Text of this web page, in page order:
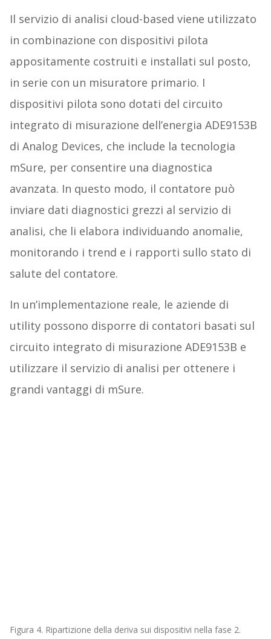
Il servizio di analisi cloud-based viene utilizzato
in combinazione con dispositivi pilota
appositamente costruiti e installati sul posto,
in serie con un misuratore primario. I
dispositivi pilota sono dotati del circuito
integrato di misurazione dell’energia ADE9153B
di Analog Devices, che include la tecnologia
mSure, per consentire una diagnostica
avanzata. In questo modo, il contatore può
inviare dati diagnostici grezzi al servizio di
analisi, che li elabora individuando anomalie,
monitorando i trend e i rapporti sullo stato di
salute del contatore.
In un’implementazione reale, le aziende di
utility possono disporre di contatori basati sul
circuito integrato di misurazione ADE9153B e
utilizzare il servizio di analisi per ottenere i
grandi vantaggi di mSure.
Figura 4. Ripartizione della deriva sui dispositivi nella fase 2.